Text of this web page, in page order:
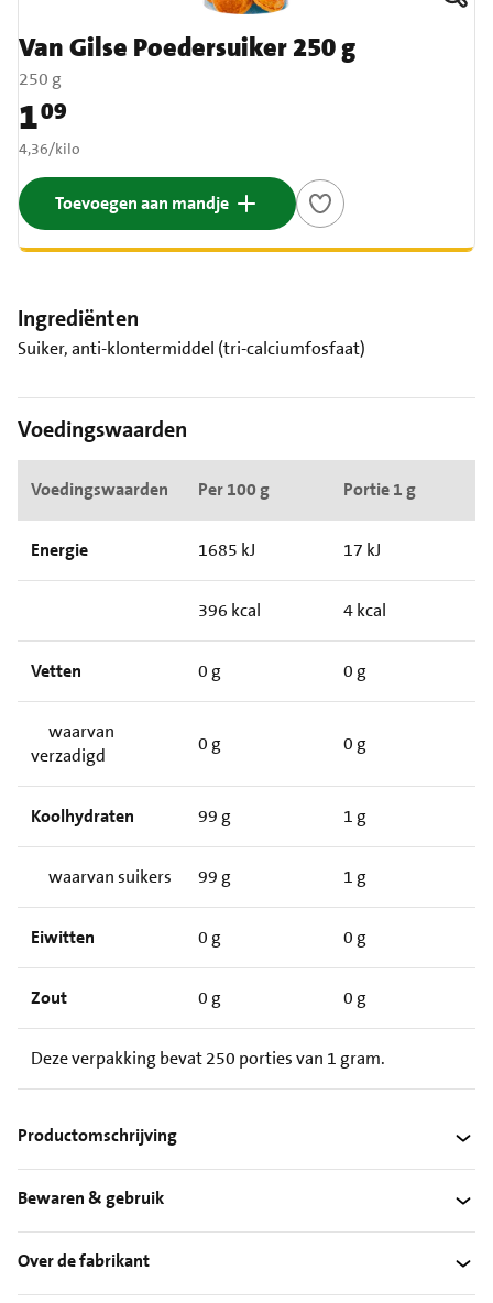
Van Gilse Poedersuiker 250 g
250 g
Prijs: € 1,09
109
€ 4,36 per kilo
4,36/kilo
Toevoegen aan mandje
Ingrediënten
Suiker, anti-klontermiddel (tri-calciumfosfaat)
Voedingswaarden
Voedingswaarden Per 100 g Portie 1 g
Energie 1685 kJ 17 kJ
396 kcal 4 kcal
Vetten 0 g 0 g
waarvan
verzadigd
0 g 0 g
Koolhydraten 99 g 1 g
waarvan suikers 99 g 1 g
Eiwitten 0 g 0 g
Zout 0 g 0 g
Deze verpakking bevat 250 porties van 1 gram.
Productomschrijving
Bewaren & gebruik
Over de fabrikant